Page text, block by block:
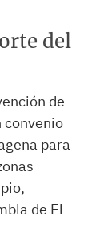
del
de
convenio
para
de El